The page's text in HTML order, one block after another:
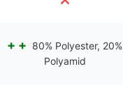
80% Polyester, 20%
Polyamid